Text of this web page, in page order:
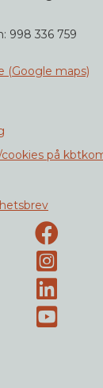
998 336 759
maps
(Google maps)
på
Facebook-
Instagram
LinkedIn
Youtube